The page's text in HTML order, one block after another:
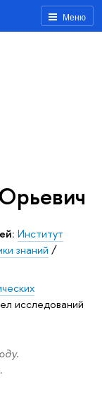
Меню
Институт
знаний /
исследований